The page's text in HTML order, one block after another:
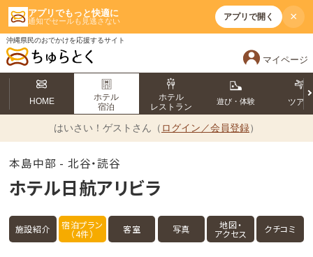
アプリでもっと快適に
通知でセールも見逃さない アプリで開く ×
沖縄県民のおでかけを応援するサイト
マイページ
HOME
ホテル
宿泊
ホテル
レストラン
遊び・体験 ツアー
はいさい！ ゲストさん（ ログイン／会員登録）
本島中部 - 北谷・読谷
ホテル日航アリビラ
施設紹介 宿泊プラン
（4件） 客室 写真 地図・
アクセス クチコミ